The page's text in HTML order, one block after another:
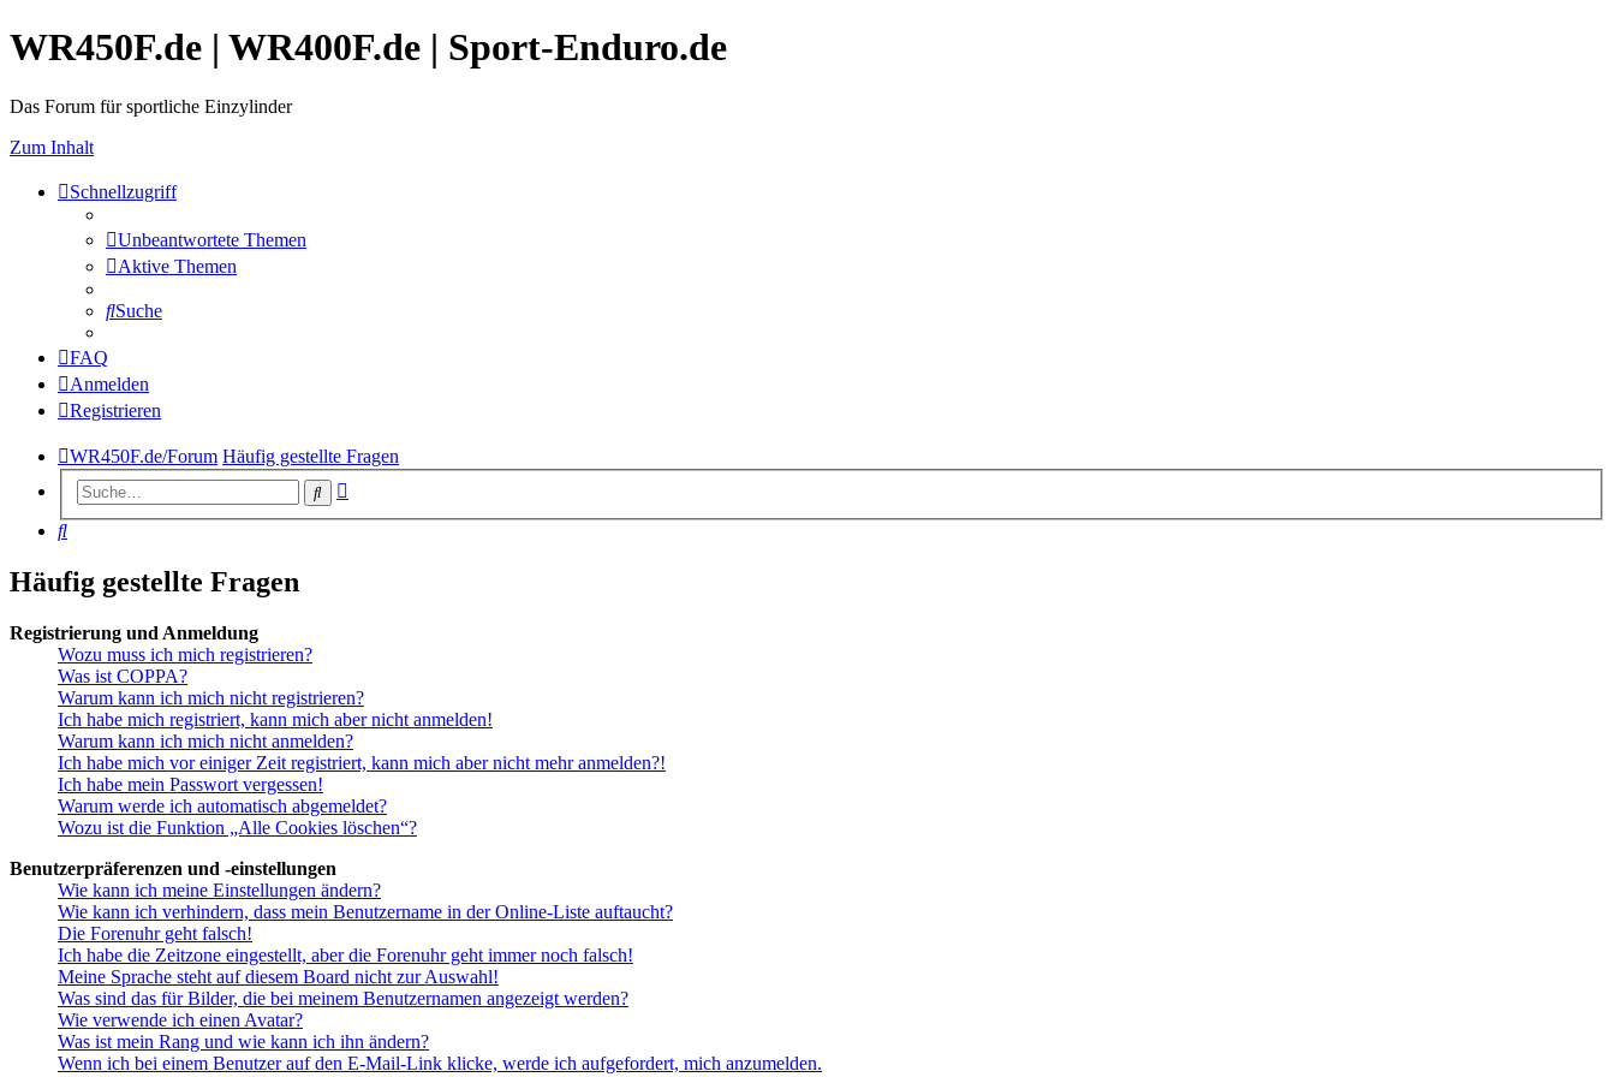
WR450F.de | WR400F.de | Sport-Enduro.de
Das Forum für sportliche Einzylinder
Zum Inhalt
Schnellzugriff
Unbeantwortete Themen
Aktive Themen
Suche
FAQ
Anmelden
Registrieren
WR450F.de/Forum Häufig gestellte Fragen
Suche
Suche
Häufig gestellte Fragen
Registrierung und Anmeldung
Wozu muss ich mich registrieren?
Was ist COPPA?
Warum kann ich mich nicht registrieren?
Ich habe mich registriert, kann mich aber nicht anmelden!
Warum kann ich mich nicht anmelden?
Ich habe mich vor einiger Zeit registriert, kann mich aber nicht mehr anmelden?!
Ich habe mein Passwort vergessen!
Warum werde ich automatisch abgemeldet?
Wozu ist die Funktion „Alle Cookies löschen“?
Benutzerpräferenzen und -einstellungen
Wie kann ich meine Einstellungen ändern?
Wie kann ich verhindern, dass mein Benutzername in der Online-Liste auftaucht?
Die Forenuhr geht falsch!
Ich habe die Zeitzone eingestellt, aber die Forenuhr geht immer noch falsch!
Meine Sprache steht auf diesem Board nicht zur Auswahl!
Was sind das für Bilder, die bei meinem Benutzernamen angezeigt werden?
Wie verwende ich einen Avatar?
Was ist mein Rang und wie kann ich ihn ändern?
Wenn ich bei einem Benutzer auf den E-Mail-Link klicke, werde ich aufgefordert, mich anzumelden.